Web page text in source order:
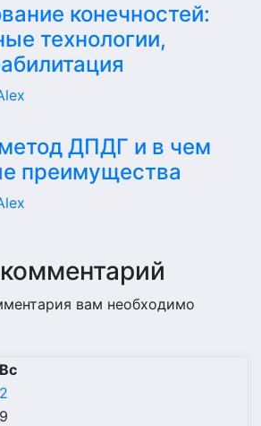
конечностей:
технологии,
ДПДГ и в чем
преимущества
вам необходимо
Вс
2
9